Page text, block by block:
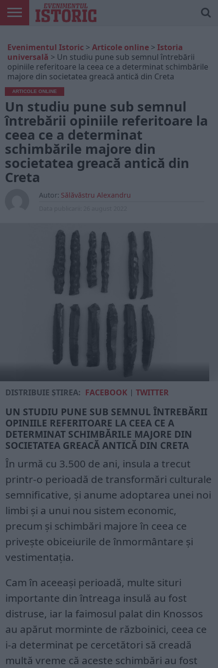
ONLINE
EDIȚII
TIPĂRITE
ISTORIC
PLAY
CONTUL
MEU
Evenimentul Istoric > Articole online > Istoria
universală > Un studiu pune sub semnul întrebării
opiniile referitoare la ceea ce a determinat schimbările
majore din societatea greacă antică din Creta
ARTICOLE ONLINE
Un studiu pune sub semnul
întrebării opiniile referitoare la
ceea ce a determinat
schimbările majore din
societatea greacă antică din
Creta
Autor: Sălăvăstru Alexandru
DISTRIBUIE ȘTIREA: FACEBOOK |TWITTER
UN STUDIU PUNE SUB SEMNUL ÎNTREBĂRII
OPINIILE REFERITOARE LA CEEA CE A
DETERMINAT SCHIMBĂRILE MAJORE DIN
SOCIETATEA GREACĂ ANTICĂ DIN CRETA
În urmă cu 3.500 de ani, insula a trecut
printr-o perioadă de transformări culturale
semnificative, și anume adoptarea unei noi
limbi și a unui nou sistem economic,
precum și schimbări majore în ceea ce
privește obiceiurile de înmormântare și
vestimentația.
Cam în aceeași perioadă, multe situri
importante din întreaga insulă au fost
distruse, iar la faimosul palat din Knossos
au apărut morminte de războinici, ceea ce
i-a determinat pe cercetători să creadă
multă vreme că aceste schimbări au fost